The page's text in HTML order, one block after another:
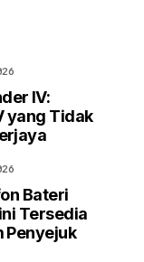
IV:
yang Tidak
Bateri
Tersedia
Penyejuk